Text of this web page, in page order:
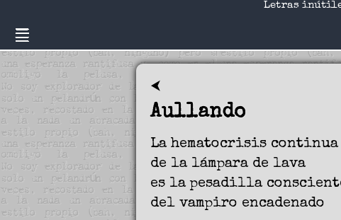
Letras
⮜
Aullando
La hematocrisis continua
de la lámpara de lava
es la pesadilla
del vampiro encadenado